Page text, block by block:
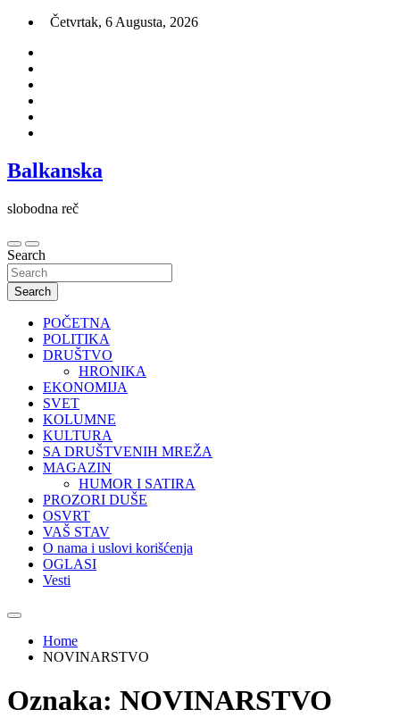
Skip
content
Četvrtak, 6 Augusta, 2026
Balkanska
slobodna reč
Search
Search
POČETNA
POLITIKA
DRUŠTVO
HRONIKA
EKONOMIJA
SVET
KOLUMNE
KULTURA
SA DRUŠTVENIH MREŽA
MAGAZIN
HUMOR I SATIRA
PROZORI DUŠE
OSVRT
VAŠ STAV
O nama i uslovi korišćenja
OGLASI
Vesti
Home
NOVINARSTVO
Oznaka: NOVINARSTVO